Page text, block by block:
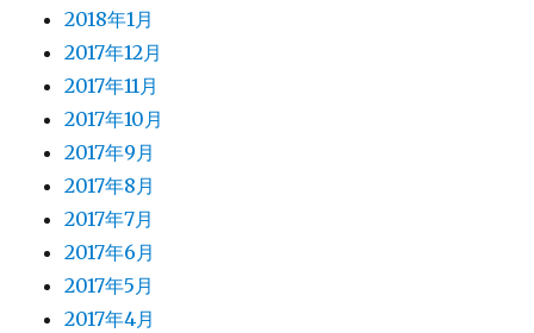
2018年1月
2017年12月
2017年11月
2017年10月
2017年9月
2017年8月
2017年7月
2017年6月
2017年5月
2017年4月